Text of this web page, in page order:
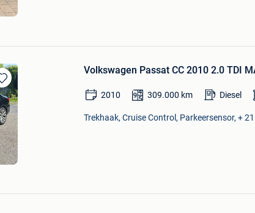
Volkswagen Passat CC 2010 2.0 TDI
2010 309.000 km Diesel
Trekhaak, Cruise Control, Parkeersensor, +